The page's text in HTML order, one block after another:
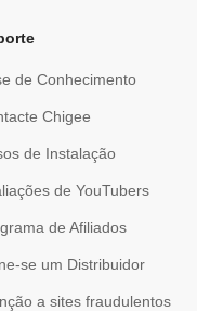
de Conhecimento
Chigee
de Instalação
de YouTubers
de Afiliados
se um Distribuidor
a sites fraudulentos